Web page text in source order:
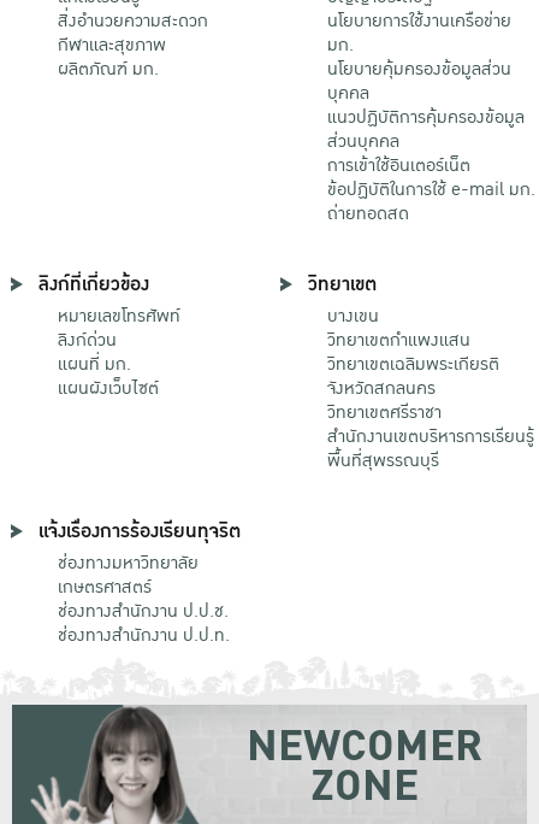
สิ่งอำนวยความสะดวก
กีฬาและสุขภาพ
ผลิตภัณฑ์ มก.
นโยบายการใช้งานเครือข่าย
มก.
นโยบายคุ้มครองข้อมูลส่วน
บุคคล
แนวปฏิบัติการคุ้มครองข้อมูล
ส่วนบุคคล
การเข้าใช้อินเตอร์เน็ต
ข้อปฏิบัติในการใช้ e-mail มก.
ถ่ายทอดสด
ลิงก์ที่เกี่ยวข้อง
หมายเลขโทรศัพท์
ลิงก์ด่วน
แผนที่ มก.
แผนผังเว็บไซต์
วิทยาเขต
บางเขน
วิทยาเขตกําแพงแสน
วิทยาเขตเฉลิมพระเกียรติ
จังหวัดสกลนคร
วิทยาเขตศรีราชา
สำนักงานเขตบริหารการเรียนรู้
พื้นที่สุพรรณบุรี
แจ้งเรื่องการร้องเรียนทุจริต
ช่องทางมหาวิทยาลัย
เกษตรศาสตร์
ช่องทางสำนักงาน ป.ป.ช.
ช่องทางสำนักงาน ป.ป.ท.
NEWCOMER
ZONE